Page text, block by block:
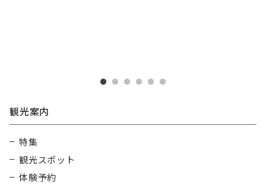
観光案内
特集
観光スポット
体験予約